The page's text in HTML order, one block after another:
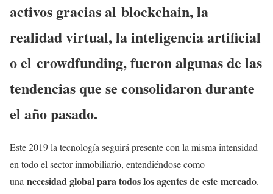
activos gracias al blockchain, la
realidad virtual, la inteligencia artificial
o el crowdfunding, fueron algunas de las
tendencias que se consolidaron durante
el año pasado.
Este 2019 la tecnología seguirá presente con la misma intensidad
en todo el sector inmobiliario, entendiéndose como
una necesidad global para todos los agentes de este mercado.